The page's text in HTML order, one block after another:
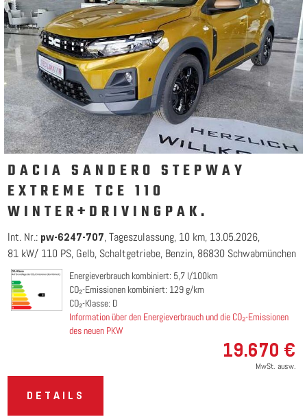
DACIA SANDERO STEPWAY
EXTREME TCE 110
WINTER+DRIVINGPAK.
Int. Nr.: pw-6247-707 Tageszulassung 10 km 13.05.2026
81 kW/ 110 PS Gelb Schaltgetriebe Benzin 86830 Schwabmünchen
Energieverbrauch kombiniert: 5,7 l/100km
CO₂-Emissionen kombiniert: 129 g/km
CO₂-Klasse: D
Information über den Energieverbrauch und die CO₂-Emissionen
des neuen PKW
19.670 €
MwSt. ausw.
DETAILS